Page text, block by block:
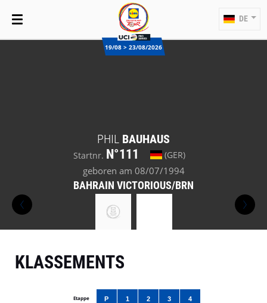
19/08 > 23/08/2026
DE
PHIL BAUHAUS
Startnr. N°111 (GER)
geboren am 08/07/1994
BAHRAIN VICTORIOUS/BRN
KLASSEMENTS
Etappe P 1 2 3 4